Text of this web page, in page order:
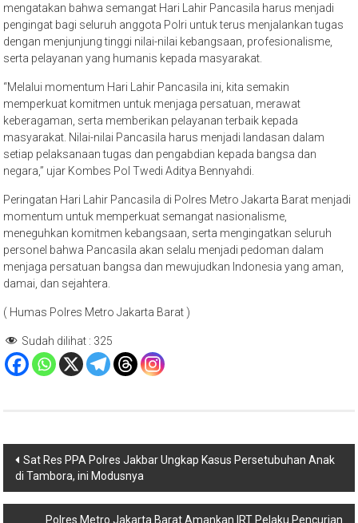
mengatakan bahwa semangat Hari Lahir Pancasila harus menjadi
pengingat bagi seluruh anggota Polri untuk terus menjalankan tugas
dengan menjunjung tinggi nilai-nilai kebangsaan, profesionalisme,
serta pelayanan yang humanis kepada masyarakat.
“Melalui momentum Hari Lahir Pancasila ini, kita semakin
memperkuat komitmen untuk menjaga persatuan, merawat
keberagaman, serta memberikan pelayanan terbaik kepada
masyarakat. Nilai-nilai Pancasila harus menjadi landasan dalam
setiap pelaksanaan tugas dan pengabdian kepada bangsa dan
negara,” ujar Kombes Pol Twedi Aditya Bennyahdi.
Peringatan Hari Lahir Pancasila di Polres Metro Jakarta Barat menjadi
momentum untuk memperkuat semangat nasionalisme,
meneguhkan komitmen kebangsaan, serta mengingatkan seluruh
personel bahwa Pancasila akan selalu menjadi pedoman dalam
menjaga persatuan bangsa dan mewujudkan Indonesia yang aman,
damai, dan sejahtera.
( Humas Polres Metro Jakarta Barat )
Sudah dilihat : 325
Navigasi
pos
Sat Res PPA Polres Jakbar Ungkap Kasus Persetubuhan Anak
di Tambora, ini Modusnya
Polres Metro Jakarta Barat Amankan IRT Pelaku Pencurian